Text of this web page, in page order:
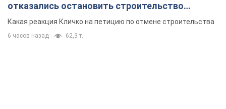
отказались остановить строительство
небоскреба "московского верующего"
Какая реакция Кличко на петицию по отмене строительства
6 часов назад 62,3 т.